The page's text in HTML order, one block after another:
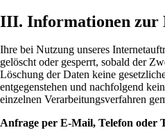
III. Informationen zur
Ihre bei Nutzung unseres
gelöscht oder gesperrt, sobald der
Löschung der Daten keine
entgegenstehen und nachfolgend
einzelnen Verarbeitungsverfahren
Anfrage per E-Mail, Telefon oder